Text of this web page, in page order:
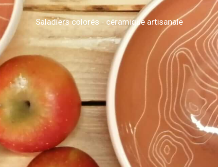
Saladiers colorés - céramique artisanale